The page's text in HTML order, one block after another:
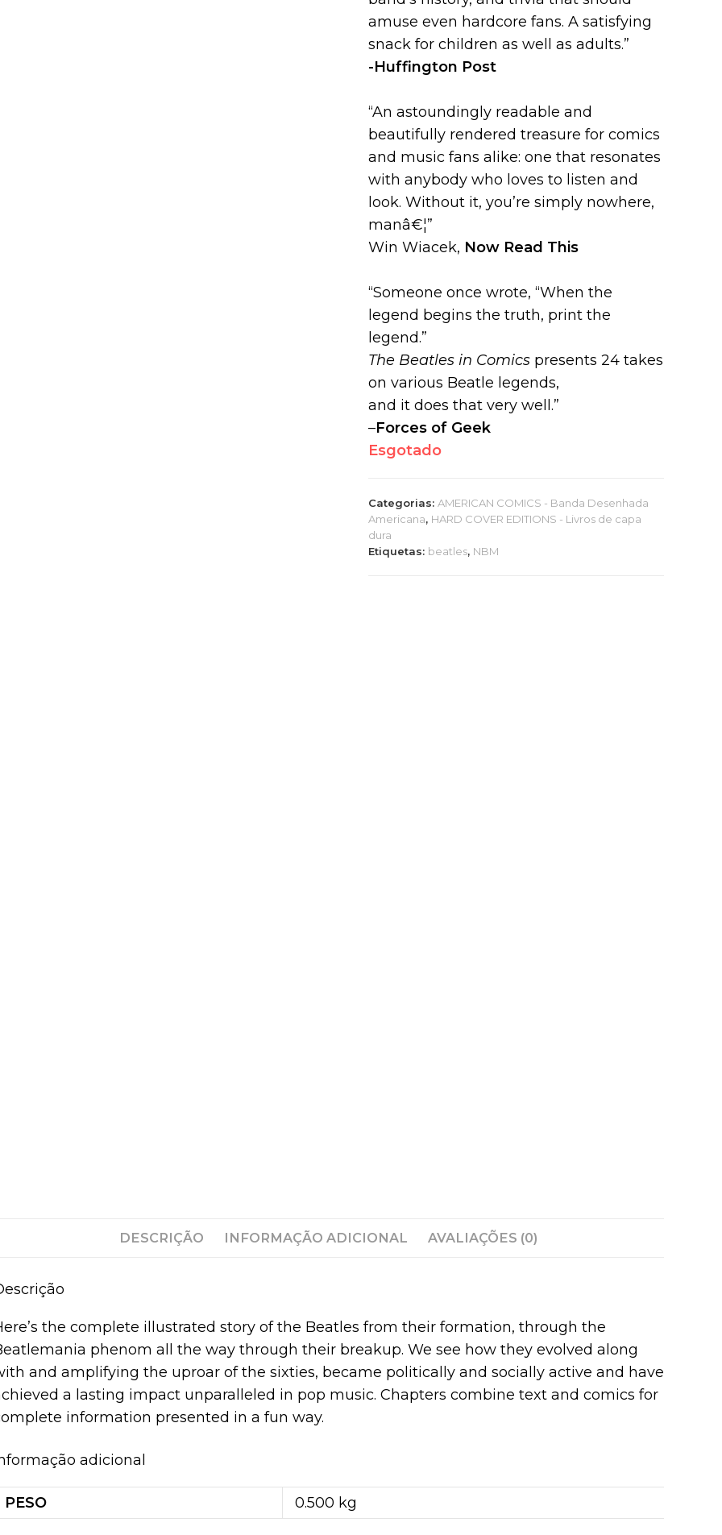
amuse even hardcore fans. A satisfying
snack for children as well as adults.”
-Huffington Post
“An astoundingly readable and
beautifully rendered treasure for comics
and music fans alike: one that resonates
with anybody who loves to listen and
look. Without it, you’re simply nowhere,
manâ€¦”
Win Wiacek, Now Read This
“Someone once wrote, “When the
legend begins the truth, print the
legend.”
The Beatles in Comics presents 24 takes
on various Beatle legends,
and it does that very well.”
–Forces of Geek
Esgotado
Categorias: AMERICAN COMICS - Banda Desenhada
Americana, HARD COVER EDITIONS - Livros de capa
dura
Etiquetas: beatles, NBM
DESCRIÇÃO INFORMAÇÃO ADICIONAL AVALIAÇÕES (0)
the complete illustrated story of the Beatles from their formation, through the
phenom all the way through their breakup. We see how they evolved along
and amplifying the uproar of the sixties, became politically and socially active and have
a lasting impact unparalleled in pop music. Chapters combine text and comics for
information presented in a fun way.
adicional
PESO 0.500 kg